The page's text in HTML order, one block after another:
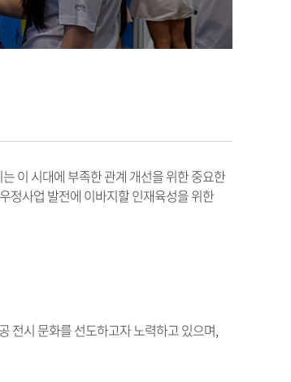
이 시대에 부족한 관계 개선을 위한 중요한
정사업 발전에 이바지할 인재육성을 위한
전시 문화를 선도하고자 노력하고 있으며,